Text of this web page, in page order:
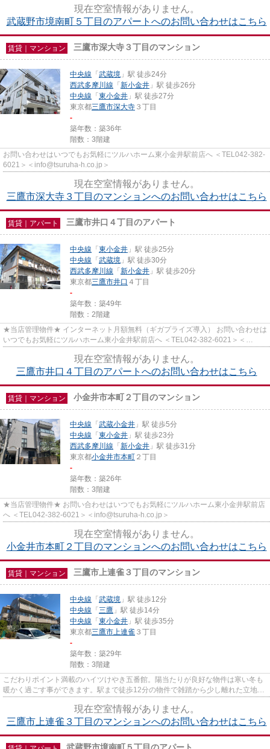
現在空室情報がありません。
武蔵野市境南町５丁目のアパートへのお問い合わせはこちら
賃貸｜マンション 三鷹市深大寺３丁目のマンション
中央線 「 武蔵境 」駅 徒歩24分
西武多摩川線 「 新小金井 」駅 徒歩26分
中央線 「 東小金井 」駅 徒歩27分
東京都三鷹市深大寺 ３丁目
-
築年数：築36年
階数：3階建
お問い合わせはいつでもお気軽にツルハホーム東小金井駅前店へ ＜TEL042-382-
6021＞＜info@tsuruha-h.co.jp＞
現在空室情報がありません。
三鷹市深大寺３丁目のマンションへのお問い合わせはこちら
賃貸｜アパート 三鷹市井口４丁目のアパート
中央線 「 東小金井 」駅 徒歩25分
中央線 「 武蔵境 」駅 徒歩30分
西武多摩川線 「 新小金井 」駅 徒歩20分
東京都三鷹市井口 ４丁目
-
築年数：築49年
階数：2階建
★当店管理物件★ インターネット月額無料（ギガプライズ導入） お問い合わせは
いつでもお気軽にツルハホーム東小金井駅前店へ ＜TEL042-382-6021＞＜
現在空室情報がありません。
三鷹市井口４丁目のアパートへのお問い合わせはこちら
賃貸｜マンション 小金井市本町２丁目のマンション
中央線 「 武蔵小金井 」駅 徒歩5分
中央線 「 東小金井 」駅 徒歩23分
西武多摩川線 「 新小金井 」駅 徒歩31分
東京都小金井市本町 ２丁目
-
築年数：築26年
階数：3階建
★当店管理物件★ お問い合わせはいつでもお気軽にツルハホーム東小金井駅前店
へ ＜TEL042-382-6021＞＜info@tsuruha-h.co.jp＞
現在空室情報がありません。
小金井市本町２丁目のマンションへのお問い合わせはこちら
賃貸｜マンション 三鷹市上連雀３丁目のマンション
中央線 「 武蔵境 」駅 徒歩12分
中央線 「 三鷹 」駅 徒歩14分
中央線 「 東小金井 」駅 徒歩35分
東京都三鷹市上連雀 ３丁目
-
築年数：築29年
階数：3階建
こだわりポイント満載のハイツけやき五番館。陽当たりが良好な物件は寒い冬も
暖かく過ごす事ができます。駅まで徒歩12分の物件で雑踏から少し離れた立地で
現在空室情報がありません。
三鷹市上連雀３丁目のマンションへのお問い合わせはこちら